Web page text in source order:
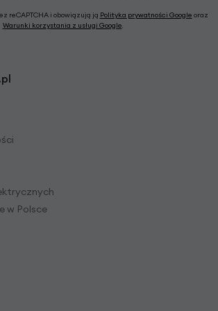
reCAPTCHA i obowiązują ją Polityka prywatności Google oraz
Warunki korzystania z usługi Google.
w Polsce